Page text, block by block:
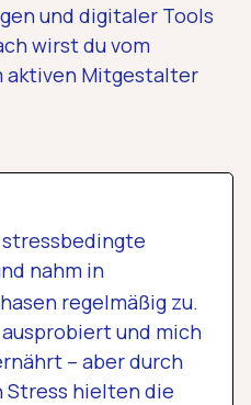
und digitaler Tools
wirst du vom
aktiven Mitgestalter
nahm in
regelmäßig zu.
und mich
– aber durch
Stress hielten die